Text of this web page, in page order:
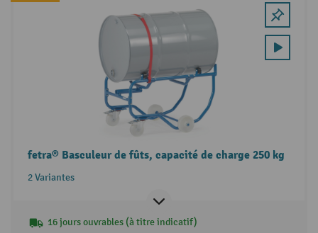
fetra® Basculeur de fûts, capacité de charge 250 kg
2 Variantes
16 jours ouvrables (à titre indicatif)